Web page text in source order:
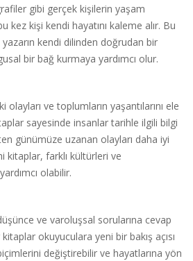
gibi gerçek kişilerin yaşam
kez kişi kendi hayatını kaleme alır. Bu
kendi dilinden doğrudan bir
bir bağ kurmaya yardımcı olur.
ve toplumların yaşantılarını ele
sayesinde insanlar tarihle ilgili bilgi
günümüze uzanan olayları daha iyi
kitaplar, farklı kültürleri ve
olabilir.
ve varoluşsal sorularına cevap
okuyuculara yeni bir bakış açısı
değiştirebilir ve hayatlarına yön